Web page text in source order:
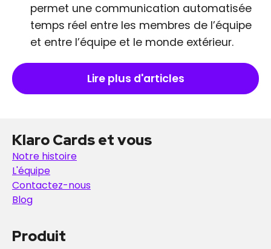
permet une communication automatisée
temps réel entre les membres de l’équipe
et entre l’équipe et le monde extérieur.
Lire plus d'articles
Klaro Cards et vous
Notre histoire
L'équipe
Contactez-nous
Blog
Produit